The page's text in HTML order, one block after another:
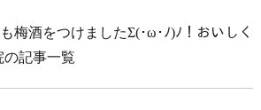
梅酒をつけましたΣ(･ω･ﾉ)ﾉ！おいしく
の記事一覧